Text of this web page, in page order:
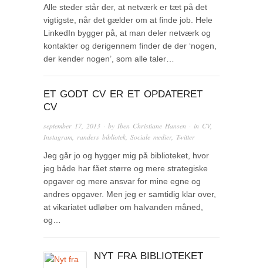
Alle steder står der, at netværk er tæt på det
vigtigste, når det gælder om at finde job. Hele
LinkedIn bygger på, at man deler netværk og
kontakter og derigennem finder de der ‘nogen,
der kender nogen’, som alle taler…
ET GODT CV ER ET OPDATERET
CV
september 17, 2013 · by Iben Christiane Hansen · in CV,
Instagram randers bibliotek Sociale medier, Twitter
Jeg går jo og hygger mig på biblioteket, hvor
jeg både har fået større og mere strategiske
opgaver og mere ansvar for mine egne og
andres opgaver. Men jeg er samtidig klar over,
at vikariatet udløber om halvanden måned,
og…
NYT FRA BIBLIOTEKET